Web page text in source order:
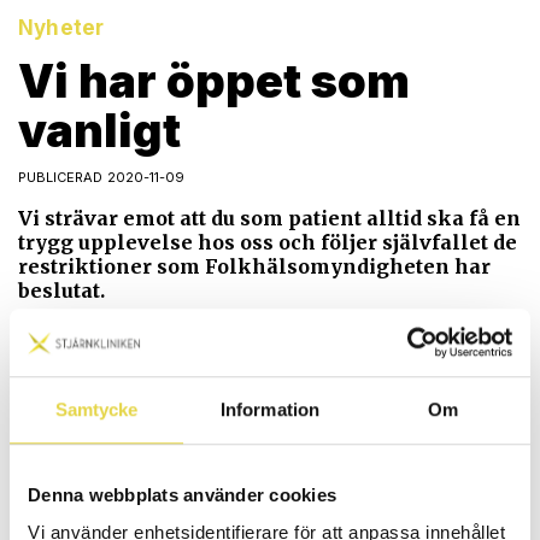
Samtycke Information Om
Denna webbplats använder cookies
Vi använder enhetsidentifierare för att anpassa innehållet
Nyheter
Vi har öppet som
vanligt
PUBLICERAD 2020-11-09
Vi strävar emot att du som patient alltid ska få en
trygg upplevelse hos oss och följer självfallet de
restriktioner som Folkhälsomyndigheten har
beslutat.
Folkhälsomyndigheten bedömer enligt följande:
”Nödvändig närkontakt, som vid exempelvis vårdbesök och
medicinska undersökningar, omfattas inte av rådet. Det är
dock viktigt att tänka på att den som har symtom som kan